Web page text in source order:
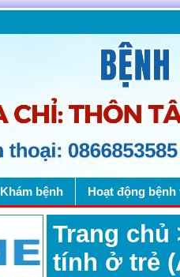
Khám bệnh Hoạt động bệnh
Trang chủ
tính ở trẻ